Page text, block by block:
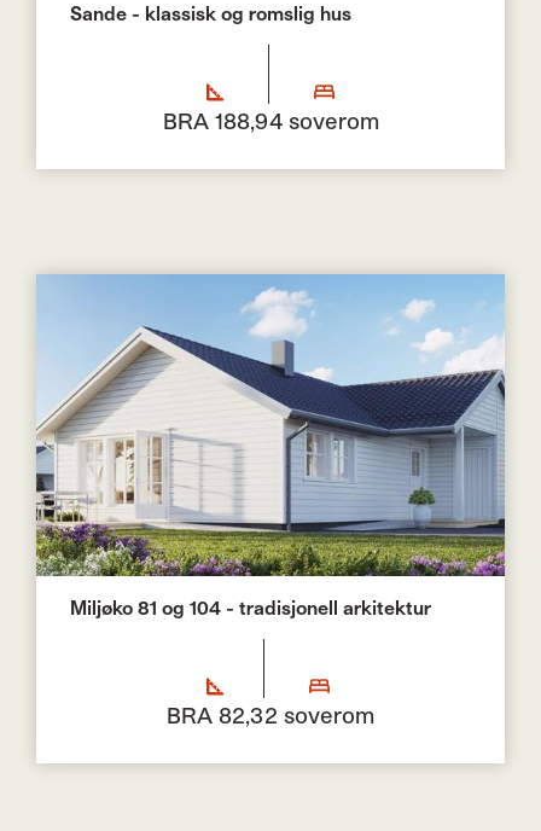
Sande - klassisk og romslig hus
BRA 188,94 soverom
Miljøko 81 og 104 - tradisjonell arkitektur
BRA 82,32 soverom